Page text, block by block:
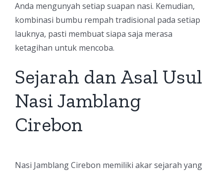
Anda mengunyah setiap suapan nasi. Kemudian,
kombinasi bumbu rempah tradisional pada setiap
lauknya, pasti membuat siapa saja merasa
ketagihan untuk mencoba.
Sejarah dan Asal Usul
Nasi Jamblang
Cirebon
Nasi Jamblang Cirebon memiliki akar sejarah yang